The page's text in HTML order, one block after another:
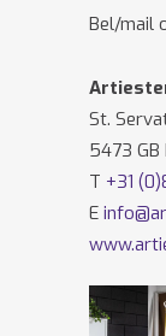
Bel/mail
St.
5473
T +31
E
Volg